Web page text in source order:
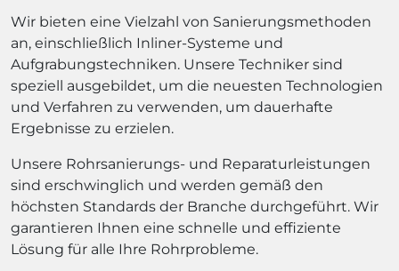
Wir bieten eine Vielzahl von Sanierungsmethoden
an, einschließlich Inliner-Systeme und
Aufgrabungstechniken. Unsere Techniker sind
speziell ausgebildet, um die neuesten Technologien
und Verfahren zu verwenden, um dauerhafte
Ergebnisse zu erzielen.
Unsere Rohrsanierungs- und Reparaturleistungen
sind erschwinglich und werden gemäß den
höchsten Standards der Branche durchgeführt. Wir
garantieren Ihnen eine schnelle und effiziente
Lösung für alle Ihre Rohrprobleme.